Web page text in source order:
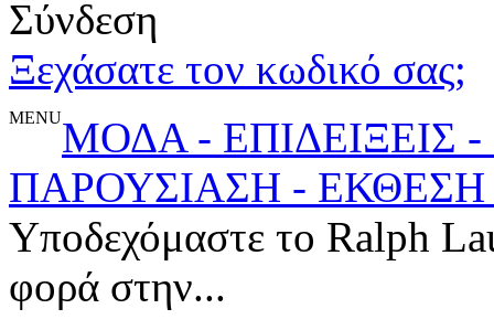
Ξεχάσατε τον κωδικό σας;
MENUΜΟΔΑ - ΕΠΙΔΕΙΞΕΙΣ
ΠΑΡΟΥΣΙΑΣΗ -
Υποδεχόμαστε το Ralph
φορά στην...